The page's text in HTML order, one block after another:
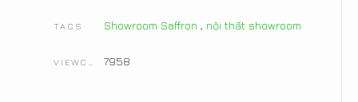
TAGS Showroom Saffron , nội thất showroom
7958